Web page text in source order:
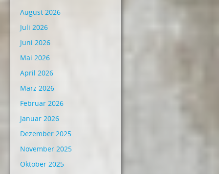
August 2026
Juli 2026
Juni 2026
Mai 2026
April 2026
März 2026
Februar 2026
Januar 2026
Dezember 2025
November 2025
Oktober 2025